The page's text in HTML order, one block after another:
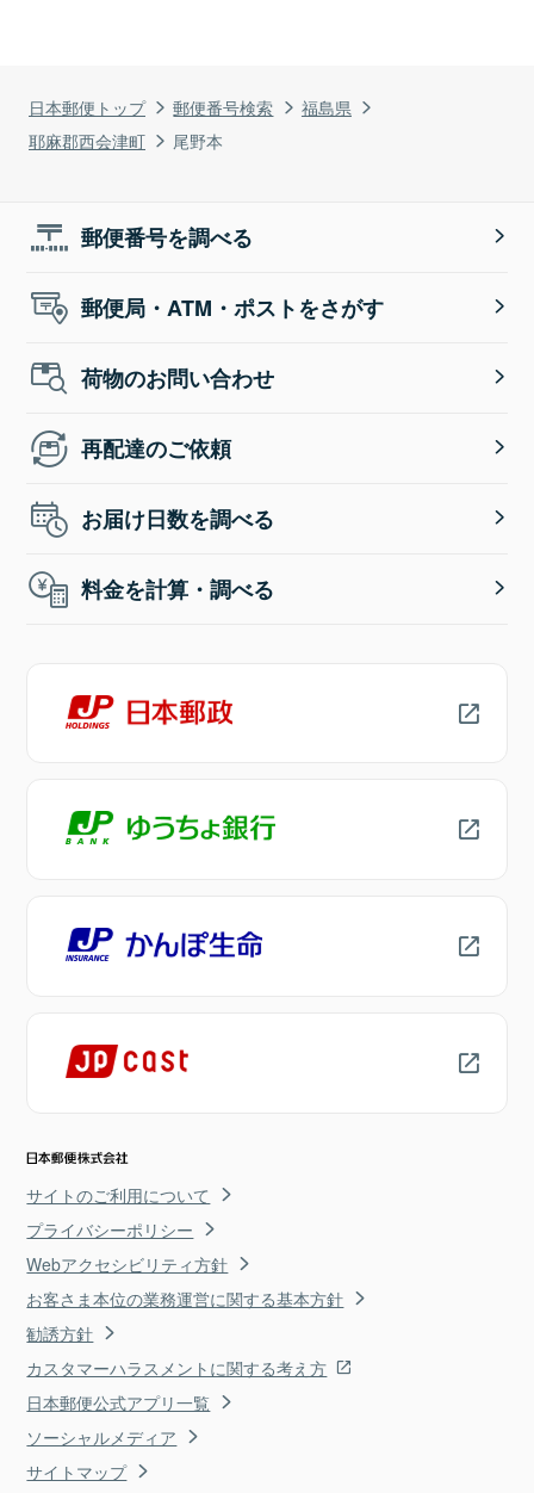
日本郵便トップ 郵便番号検索
福島県
耶麻郡西会津町
尾野本
郵便番号を調べる
郵便局・ATM・ポストをさがす
荷物のお問い合わせ
再配達のご依頼
お届け日数を調べる
料金を計算・調べる
サイトのご利用について
プライバシーポリシー
Webアクセシビリティ方針
お客さま本位の業務運営に関する基本方針
勧誘方針
カスタマーハラスメントに関する考え方
日本郵便公式アプリ一覧
ソーシャルメディア
サイトマップ